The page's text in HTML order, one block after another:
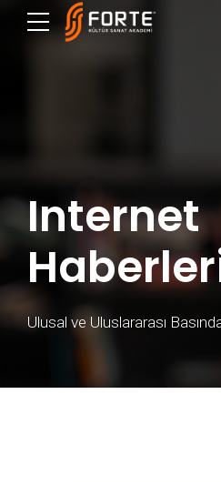
Internet
Ulusal ve Uluslararası